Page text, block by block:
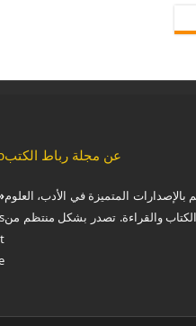
عن مجلة رباط الكتب
بالإصدارات المتميزة في الأدب، العلوم
الكتاب والقراءة. تصدر بشكل منتظم من
»